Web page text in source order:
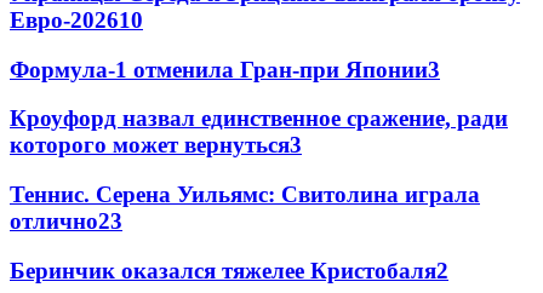
Евро-202610
Формула-1 отменила Гран-при Японии3
Кроуфорд назвал единственное сражение, ради
которого может вернуться3
Теннис. Серена Уильямс: Свитолина играла
отлично23
Беринчик оказался тяжелее Кристобаля2